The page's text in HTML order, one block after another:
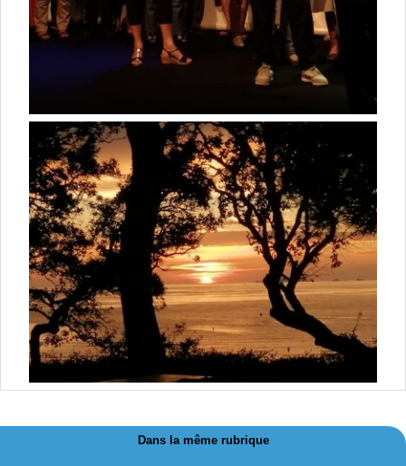
Dans la même rubrique